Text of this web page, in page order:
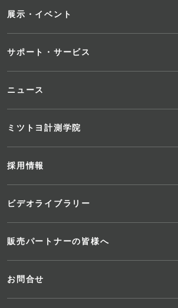
ュ
ー
展示・イベント
サポート・サービス
ニュース
ミツトヨ計測学院
採用情報
ビデオライブラリー
販売パートナーの皆様へ
お問合せ